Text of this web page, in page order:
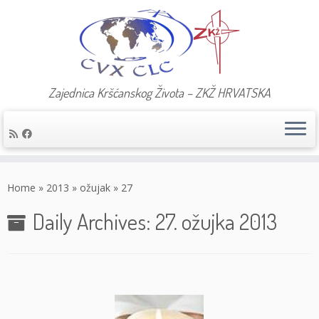
to
Zajednica Kršćanskog Života – ZKŽ HRVATSKA
Home » 2013 » ožujak » 27
Daily Archives: 27. ožujka 2013